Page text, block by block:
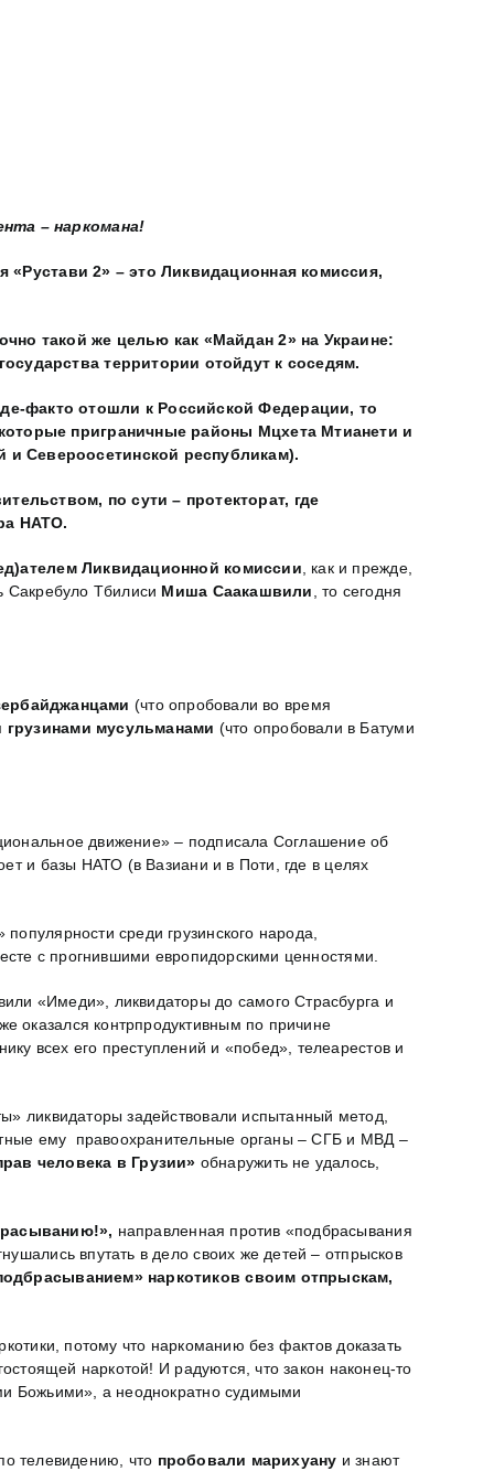
– наркомана!
«Рустави 2» – это Ликвидационная комиссия,
такой же целью как «Майдан 2» на Украине:
территории отойдут к соседям.
факто отошли к Российской Федерации, то
приграничные районы Мцхета Мтианети и
и Североосетинской республикам).
по сути – протекторат, где
НАТО.
Ликвидационной комиссии , как и прежде,
Сакребуло Тбилиси Миша Саакашвили , то сегодня
(что опробовали во время
мусульманами (что опробовали в Батуми
движение» – подписала Соглашение об
и базы НАТО (в Вазиани и в Поти, где в целях
среди грузинского народа,
с прогнившими европидорскими ценностями.
«Имеди», ликвидаторы до самого Страсбурга и
оказался контрпродуктивным по причине
всех его преступлений и «побед», телеарестов и
ликвидаторы задействовали испытанный метод,
ему правоохранительные органы – СГБ и МВД –
человека в Грузии» обнаружить не удалось,
направленная против «подбрасывания
впутать в дело своих же детей – отпрысков
наркотиков своим отпрыскам,
потому что наркоманию без фактов доказать
наркотой! И радуются, что закон наконец-то
Божьими», а неоднократно судимыми
телевидению, что пробовали марихуану и знают